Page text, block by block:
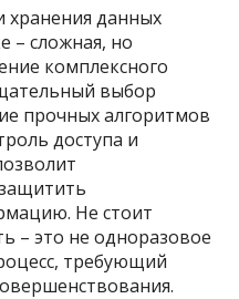
хранения данных
– сложная, но
комплексного
выбор
прочных алгоритмов
доступа и
Не стоит
– это не одноразовое
требующий